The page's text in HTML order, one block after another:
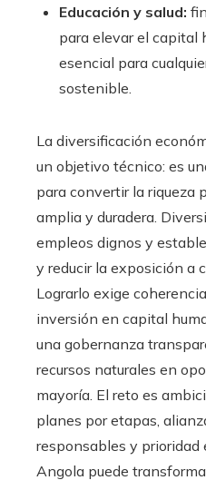
Educación y salud:
para elevar el capital
esencial para
sostenible.
La diversificación
un objetivo técnico: es
para convertir la riqueza
amplia y duradera.
empleos dignos y
y reducir la exposición a
Lograrlo exige
inversión en capital
una gobernanza
recursos naturales en
mayoría. El reto es
planes por etapas,
responsables y prioridad
Angola puede